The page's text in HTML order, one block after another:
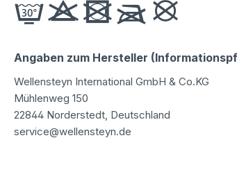
Angaben zum Hersteller
Wellensteyn International GmbH & Co.KG
Mühlenweg 150
22844 Norderstedt, Deutschland
service@wellensteyn.de